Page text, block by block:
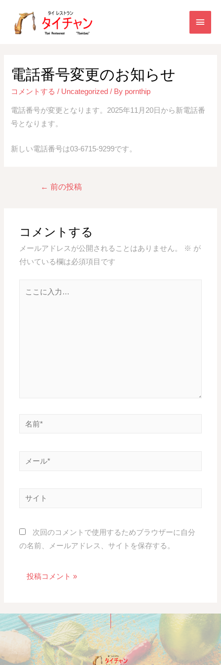
電話番号変更のお知らせ
コメントする / Uncategorized / By pornthip
電話番号が変更となります。2025年11月20日から新電話番
号となります。
新しい電話番号は03-6715-9299です。
← 前の投稿
コメントする
メールアドレスが公開されることはありません。 ※ が
付いている欄は必須項目です
次回のコメントで使用するためブラウザーに自分
の名前、メールアドレス、サイトを保存する。